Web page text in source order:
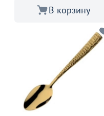
В корзину